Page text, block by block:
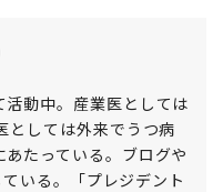
動中。産業医としては
としては外来でうつ病
たっている。ブログや
いる。「プレジデント